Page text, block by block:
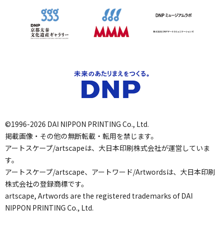
©1996-2026 DAI NIPPON PRINTING Co., Ltd.
掲載画像・その他の無断転載・転用を禁じます。
アートスケープ/artscapeは、大日本印刷株式会社が運営していま
す。
アートスケープ/artscape、アートワード/Artwordsは、大日本印刷
株式会社の登録商標です。
artscape, Artwords are the registered trademarks of DAI
NIPPON PRINTING Co., Ltd.